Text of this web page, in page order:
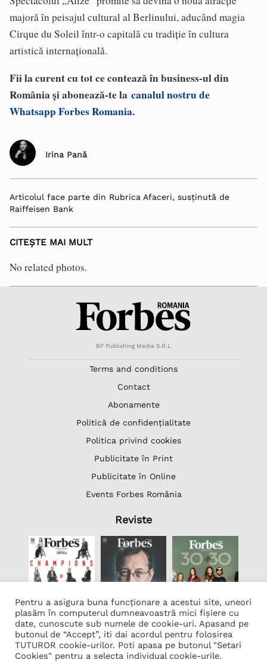
majoră în peisajul cultural al Berlinului, aducând magia
Cirque du Soleil într-o capitală cu tradiție în cultura
artistică internațională.
Fii la curent cu tot ce contează în business-ul din
România și abonează-te la canalul nostru de
Whatsapp Forbes Romania.
Irina Pană
Articolul face parte din Rubrica Afaceri, susținută de
Raiffeisen Bank
CITEȘTE MAI MULT
No related photos.
BP Publishing Media S.R.L
Terms and conditions
Contact
Abonamente
Politică de confidențialitate
Politica privind cookies
Publicitate în Print
Publicitate în Online
Events Forbes România
Reviste
Lista Firme
Transcription Software Vatis Tech
Pentru a asigura buna funcționare a acestui site, uneori
plasăm în computerul dumneavoastră mici fișiere cu
date, cunoscute sub numele de cookie-uri. Apasand pe
butonul de “Accept”, iti dai acordul pentru folosirea
TUTUROR cookie-urilor. Poti apasa pe butonul "Setari
Cookies" pentru a selecta individual cookie-urile.